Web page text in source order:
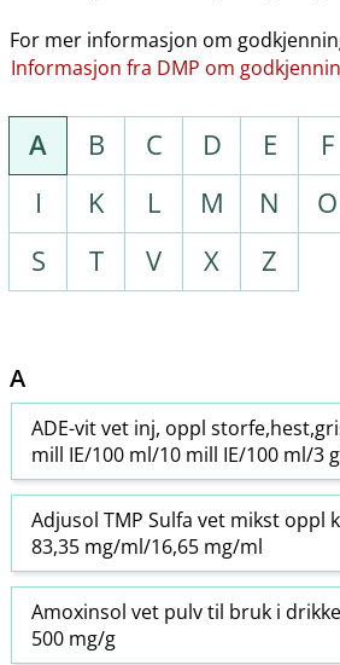
For mer informasjon om
Informasjon fra DMP om
A B C D E F
I
K L M N O
S
T V X Z
A
ADE-vit vet inj, oppl
mill IE/100 ml/10 mill IE/100 ml/3
Adjusol TMP Sulfa vet mikst oppl
83,35 mg/ml/16,65 mg/ml
Amoxinsol vet pulv til bruk i
500 mg/g